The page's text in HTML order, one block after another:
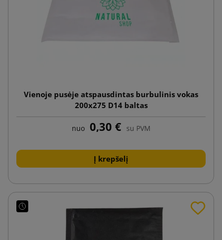
Vienoje pusėje atspausdintas burbulinis vokas
200x275 D14 baltas
nuo 0,30 € su PVM
Į krepšelį